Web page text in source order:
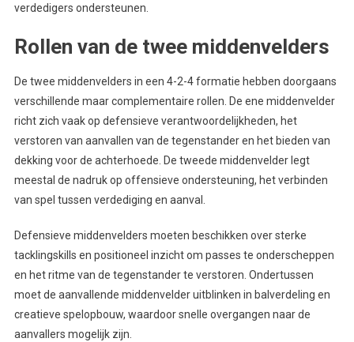
verdedigers ondersteunen.
Rollen van de twee middenvelders
De twee middenvelders in een 4-2-4 formatie hebben doorgaans
verschillende maar complementaire rollen. De ene middenvelder
richt zich vaak op defensieve verantwoordelijkheden, het
verstoren van aanvallen van de tegenstander en het bieden van
dekking voor de achterhoede. De tweede middenvelder legt
meestal de nadruk op offensieve ondersteuning, het verbinden
van spel tussen verdediging en aanval.
Defensieve middenvelders moeten beschikken over sterke
tacklingskills en positioneel inzicht om passes te onderscheppen
en het ritme van de tegenstander te verstoren. Ondertussen
moet de aanvallende middenvelder uitblinken in balverdeling en
creatieve spelopbouw, waardoor snelle overgangen naar de
aanvallers mogelijk zijn.